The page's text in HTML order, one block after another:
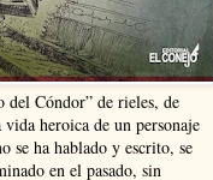
del Cóndor” de rieles, de
vida heroica de un personaje
se ha hablado y escrito, se
en el pasado, sin